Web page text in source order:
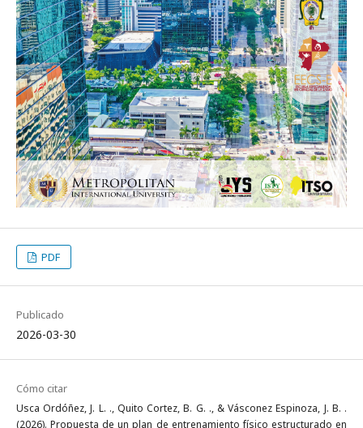
PDF
Publicado
2026-03-30
Cómo citar
Usca Ordóñez, J. L. ., Quito Cortez, B. G. ., & Vásconez Espinoza, J. B. .
(2026). Propuesta de un plan de entrenamiento físico estructurado en